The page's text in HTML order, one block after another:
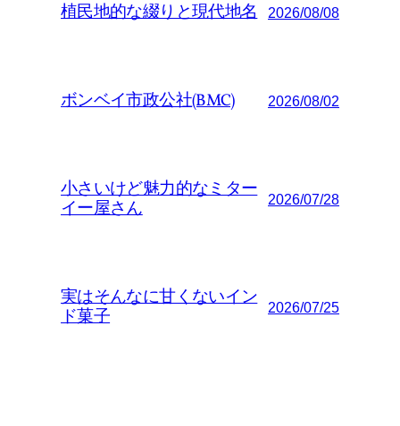
植民地的な綴りと現代地名 2026/08/08
ボンベイ市政公社(BMC) 2026/08/02
小さいけど魅力的なミター
イー屋さん
2026/07/28
実はそんなに甘くないイン
ド菓子
2026/07/25